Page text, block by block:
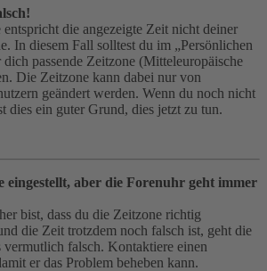
die angezeigte Zeit nicht deiner
In diesem Fall solltest du im „Persönlichen
passende Zeitzone (Mitteleuropäische
Die Zeitzone kann dabei nur von
geändert werden. Wenn du noch nicht
dies ein guter Grund, dies jetzt zu tun.
eingestellt, aber die Forenuhr geht immer
bist, dass du die Zeitzone richtig
die Zeit trotzdem noch falsch ist, geht die
vermutlich falsch. Kontaktiere einen
er das Problem beheben kann.